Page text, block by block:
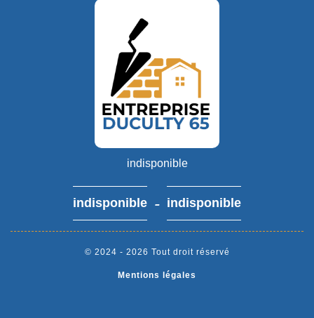
indisponible
indisponible - indisponible
© 2024 - 2026 Tout droit réservé
Mentions légales